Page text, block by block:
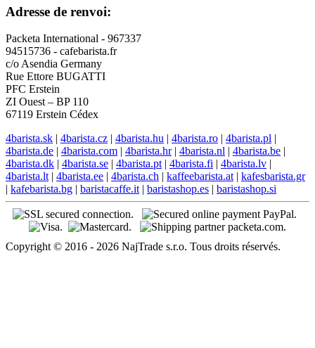
Adresse de renvoi:
Packeta International - 967337
94515736 - cafebarista.fr
c/o Asendia Germany
Rue Ettore BUGATTI
PFC Erstein
ZI Ouest – BP 110
67119 Erstein Cédex
4barista.sk | 4barista.cz | 4barista.hu | 4barista.ro | 4barista.pl |
4barista.de | 4barista.com | 4barista.hr| 4barista.nl | 4barista.be |
4barista.dk | 4barista.se | 4barista.pt | 4barista.fi | 4barista.lv |
4barista.lt | 4barista.ee | 4barista.ch | kaffeebarista.at | kafesbarista.gr
| kafebarista.bg | baristacaffe.it | baristashop.es | baristashop.si
Copyright © 2016 - 2026 NajTrade s.r.o. Tous droits réservés.